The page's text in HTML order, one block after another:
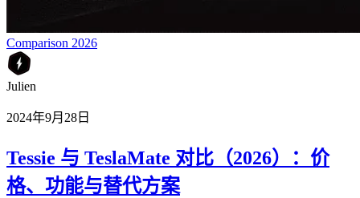
Comparison 2026
Julien
2024年9月28日
Tessie 与 TeslaMate 对比（2026）：价
格、功能与替代方案